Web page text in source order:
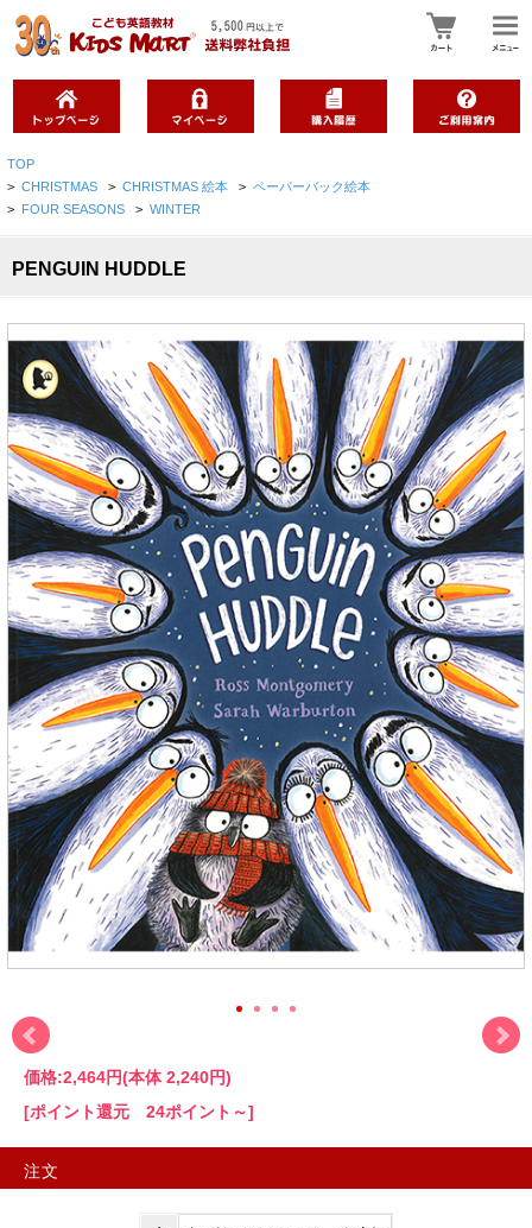
TOP
> CHRISTMAS > CHRISTMAS 絵本 > ペーパーバック絵本
> FOUR SEASONS > WINTER
PENGUIN HUDDLE
価格:2,464円(本体 2,240円)
[ポイント還元 24ポイント～]
注文